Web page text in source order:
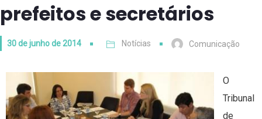
prefeitos e secretários
30 de junho de 2014 Notícias Comunicação
O
Tribunal
de